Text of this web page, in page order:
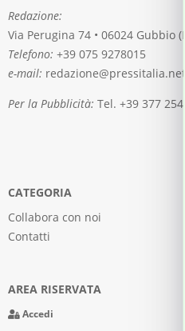
Redazione:
Via Perugina 74 • 06024 Gubbio
Telefono: +39 075 9278015
e-mail: redazione@pressitalia.net
Per la Pubblicità: Tel. +39 377
CATEGORIA
Collabora con noi
Contatti
AREA RISERVATA
Accedi